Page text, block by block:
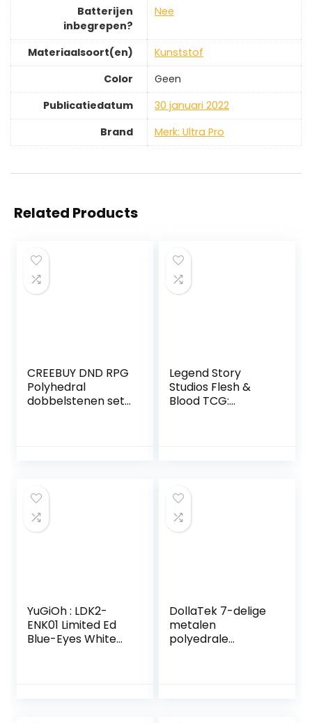
Batterijen
inbegrepen?
‎Nee
Materiaalsoort(en)
‎Kunststof
Color
‎Geen
Publicatiedatum
‎30 januari 2022
Brand
Merk: Ultra Pro
Related Products
CREEBUY DND RPG
Polyhedral
dobbelstenen set
dobbelstenen met
dobbelzak
Legend Story
Studios Flesh &
Blood TCG:
YuGiOh : LDK2-
ENK01 Limited Ed
Blue-Eyes White
DollaTek 7-delige
metalen
polyedrale